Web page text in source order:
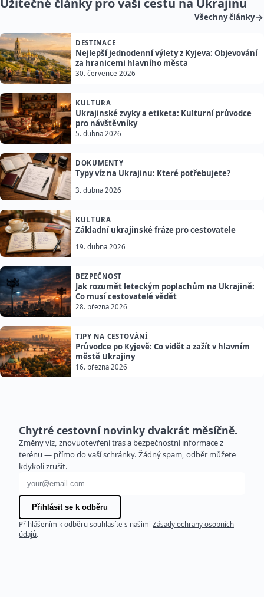
Užitečné články pro vaši cestu na Ukrajinu
Všechny články
DESTINACE
Nejlepší jednodenní výlety z Kyjeva: Objevování
za hranicemi hlavního města
30. července 2026
KULTURA
Ukrajinské zvyky a etiketa: Kulturní průvodce
pro návštěvníky
5. dubna 2026
DOKUMENTY
Typy víz na Ukrajinu: Které potřebujete?
3. dubna 2026
KULTURA
Základní ukrajinské fráze pro cestovatele
19. dubna 2026
BEZPEČNOST
Jak rozumět leteckým poplachům na Ukrajině:
Co musí cestovatelé vědět
28. března 2026
TIPY NA CESTOVÁNÍ
Průvodce po Kyjevě: Co vidět a zažít v hlavním
městě Ukrajiny
16. března 2026
Chytré cestovní novinky dvakrát měsíčně.
Změny víz, znovuotevření tras a bezpečnostní informace z
terénu — přímo do vaší schránky. Žádný spam, odběr můžete
kdykoli zrušit.
E-mailová adresa
Přihlásit se k odběru
Přihlášením k odběru souhlasíte s našimi Zásady ochrany osobních
údajů.